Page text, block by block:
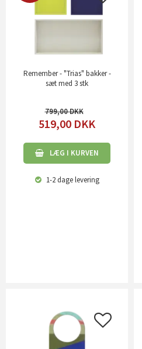
Remember - "Trias" bakker -
sæt med 3 stk
799,00
519,00 DKK
LÆG I KURVEN
1-2 dagelevering